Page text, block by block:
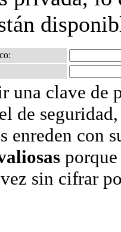
una clave de
de
enreden con
sin cifrar